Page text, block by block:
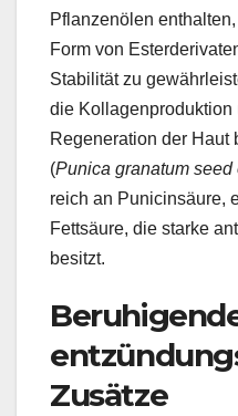
Pflanzenölen
Form von
Stabilität zu
die Kollagenproduktion
Regeneration der Haut
(Punica granatum seed
reich an Punicinsäure,
Fettsäure, die starke
besitzt.
Zusätze